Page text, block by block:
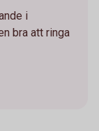
i
bra att ringa